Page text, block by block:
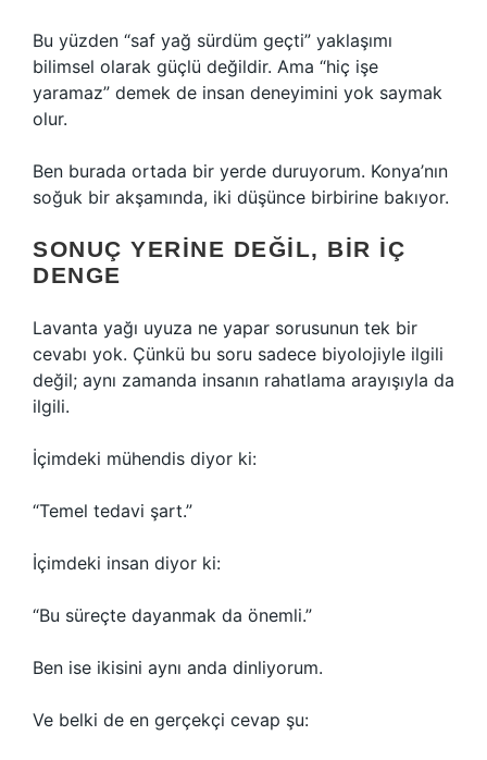
Bu yüzden “saf yağ sürdüm geçti” yaklaşımı
bilimsel olarak güçlü değildir. Ama “hiç işe
yaramaz” demek de insan deneyimini yok saymak
olur.
Ben burada ortada bir yerde duruyorum. Konya’nın
soğuk bir akşamında, iki düşünce birbirine bakıyor.
SONUÇ YERINE DEĞIL, BIR İÇ
DENGE
Lavanta yağı uyuza ne yapar sorusunun tek bir
cevabı yok. Çünkü bu soru sadece biyolojiyle ilgili
değil; aynı zamanda insanın rahatlama arayışıyla da
ilgili.
İçimdeki mühendis diyor ki:
“Temel tedavi şart.”
İçimdeki insan diyor ki:
“Bu süreçte dayanmak da önemli.”
Ben ise ikisini aynı anda dinliyorum.
Ve belki de en gerçekçi cevap şu: